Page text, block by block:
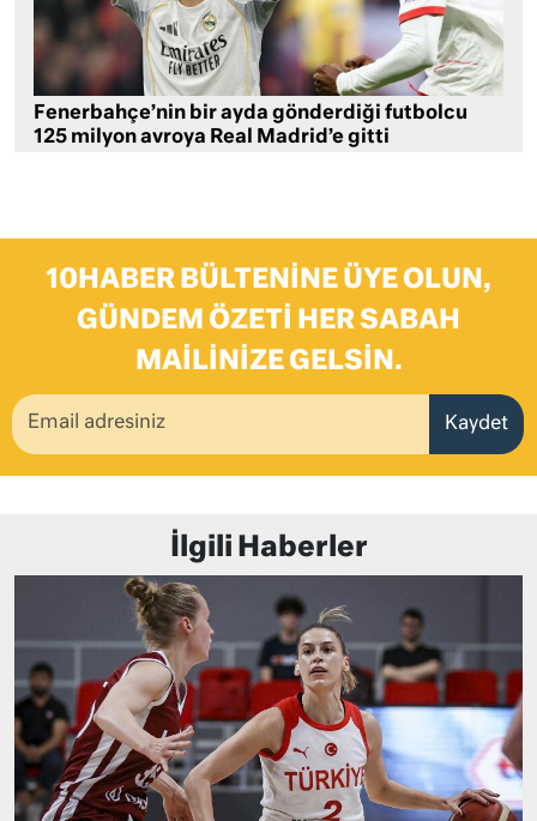
Fenerbahçe’nin bir ayda gönderdiği futbolcu
125 milyon avroya Real Madrid’e gitti
10HABER BÜLTENINE ÜYE OLUN,
GÜNDEM ÖZETI HER SABAH
MAILINIZE GELSIN.
Kaydet
İlgili Haberler